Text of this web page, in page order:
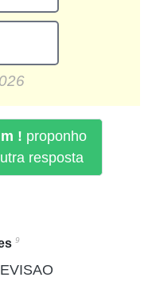
! proponho
resposta
9